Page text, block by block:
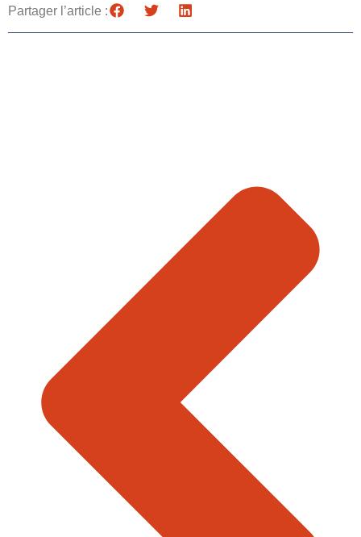
Partager l’article :